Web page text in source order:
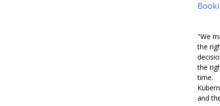
"We
the
the
time.
and